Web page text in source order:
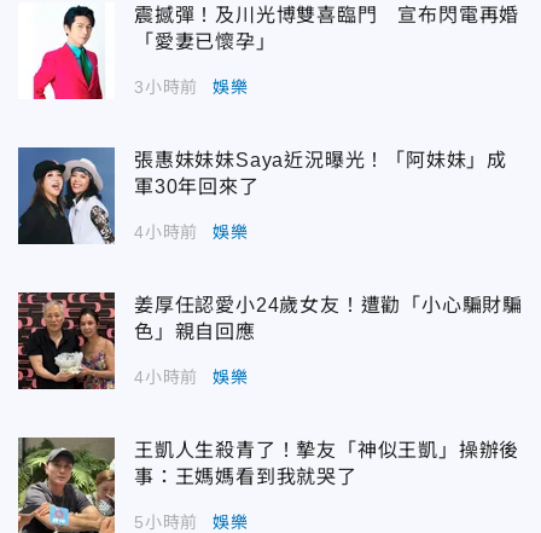
震撼彈！及川光博雙喜臨門 宣布閃電再婚
「愛妻已懷孕」
3小時前 娛樂
張惠妹妹妹Saya近況曝光！「阿妹妹」成
軍30年回來了
4小時前 娛樂
姜厚任認愛小24歲女友！遭勸「小心騙財騙
色」親自回應
4小時前 娛樂
王凱人生殺青了！摯友「神似王凱」操辦後
事：王媽媽看到我就哭了
5小時前 娛樂